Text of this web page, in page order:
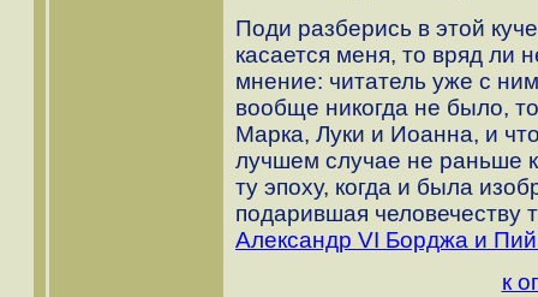
Поди разберись в этой
касается меня, то вряд ли
мнение: читатель уже с
вообще никогда не было,
Марка, Луки и Иоанна, и
лучшем случае не раньше
ту эпоху, когда и была
подарившая человечеству
Александр VI Борджа и
к